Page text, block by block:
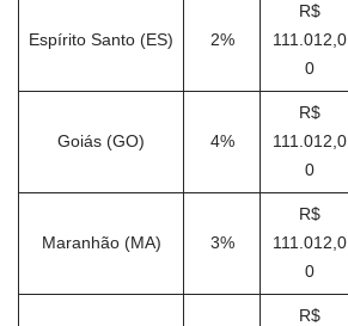
Espírito Santo (ES) 2%
R$
111.012,0
0
Goiás (GO) 4%
R$
111.012,0
0
Maranhão (MA) 3%
R$
111.012,0
0
R$